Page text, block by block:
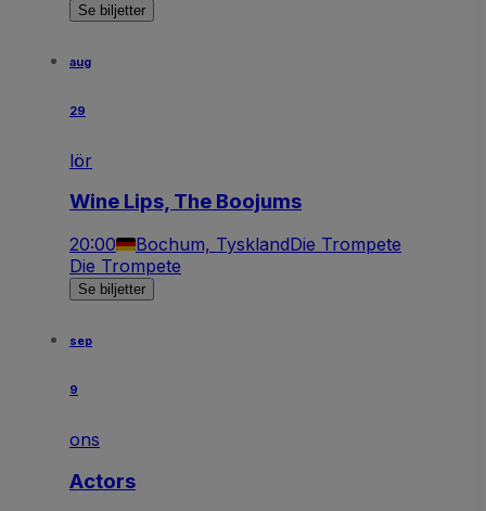
Se biljetter
aug
29
lör
Wine Lips, The Boojums
20:00 Bochum, TysklandDie Trompete
Die Trompete
Se biljetter
sep
9
ons
Actors